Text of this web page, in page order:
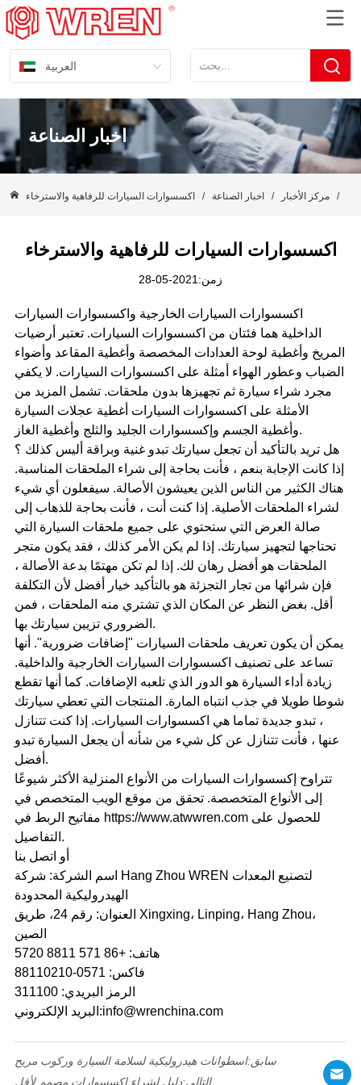
العربية
اخبار الصناعة
/ مركز الأخبار / اخبار الصناعة / اكسسوارات السيارات للرفاهية والاسترخاء
اكسسوارات السيارات للرفاهية والاسترخاء
زمن:2021-05-28
اكسسوارات السيارات الخارجية واكسسوارات السيارات
الداخلية هما فئتان من اكسسوارات السيارات. تعتبر أرضيات
المريخ وأغطية لوحة العدادات المخصصة وأغطية المقاعد وأضواء
الضباب وعطور الهواء أمثلة على اكسسوارات السيارات. لا يكفي
مجرد شراء سيارة ثم تجهيزها بدون ملحقات. تشمل المزيد من
الأمثلة على اكسسوارات السيارات أغطية عجلات السيارة
وأغطية الجسم وإكسسوارات الجليد والثلج وأغطية الغاز.
هل تريد بالتأكيد أن تجعل سيارتك تبدو غنية وبراقة أليس كذلك ؟
إذا كانت الإجابة بنعم ، فأنت بحاجة إلى شراء الملحقات المناسبة.
هناك الكثير من الناس الذين يعيشون الأصالة. سيفعلون أي شيء
لشراء الملحقات الأصلية. إذا كنت أنت ، فأنت بحاجة للذهاب إلى
صالة العرض التي ستحتوي على جميع ملحقات السيارة التي
تحتاجها لتجهيز سيارتك. إذا لم يكن الأمر كذلك ، فقد يكون متجر
الملحقات هو أفضل رهان لك. إذا لم تكن مهتمًا بدعة الأصالة ،
فإن شرائها من تجار التجزئة هو بالتأكيد خيار أفضل لأن التكلفة
أقل. بغض النظر عن المكان الذي تشتري منه الملحقات ، فمن
الضروري تزيين سيارتك بها.
يمكن أن يكون تعريف ملحقات السيارات "إضافات ضرورية". أنها
تساعد على تصنيف اكسسوارات السيارات الخارجية والداخلية.
زيادة أداء السيارة هو الدور الذي تلعبه الإضافات. كما أنها تقطع
شوطا طويلا في جذب انتباه المارة. المنتجات التي تعطي سيارتك
، تبدو جديدة تماما هي اكسسوارات السيارات. إذا كنت تتنازل
عنها ، فأنت تتنازل عن كل شيء من شأنه أن يجعل السيارة تبدو
أفضل.
تتراوح إكسسوارات السيارات من الأنواع المنزلية الأكثر شيوعًا
إلى الأنواع المتخصصة. تحقق من موقع الويب المتخصص في
مفاتيح الربط في https://www.atwwren.com للحصول على
التفاصيل.
أو اتصل بنا
اسم الشركة: شركة Hang Zhou WREN لتصنيع المعدات
الهيدروليكية المحدودة
العنوان: رقم 24، طريق Xingxing، Linping، Hang Zhou،
الصين
هاتف: +86 571 8811 5720
فاكس: 0571-88110210
الرمز البريدي: 311100
البريد الإلكتروني:info@wrenchina.com
سابق:اسطوانات هيدروليكية لسلامة السيارة وركوب مريح
التالي:دليل لشراء اكسسوارات مصمم لأقل